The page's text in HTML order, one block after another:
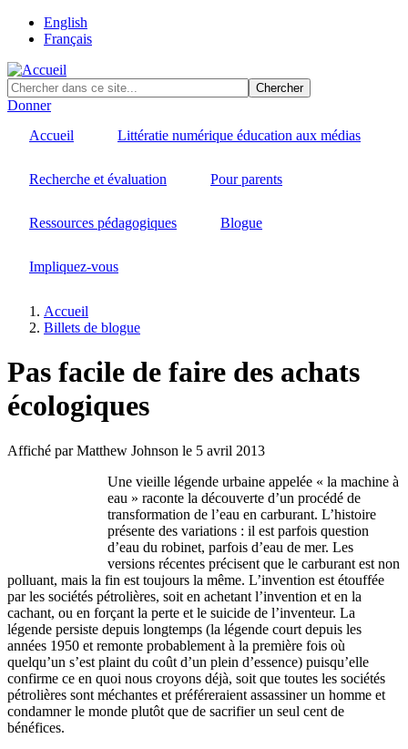
Skip
content
English
Français
Donner
Accueil
Littératie numérique éducation aux médias
Recherche et évaluation Pour parents
Ressources pédagogiques Blogue
Impliquez-vous
Fil
d'Ariane
Accueil
Billets de blogue
Pas facile de faire des achats
écologiques
Affiché parMatthew Johnson le 5 avril 2013
Une vieille légende urbaine appelée « la machine à
eau » raconte la découverte d’un procédé de
transformation de l’eau en carburant. L’histoire
présente des variations : il est parfois question
d’eau du robinet, parfois d’eau de mer. Les
versions récentes précisent que le carburant est non
polluant, mais la fin est toujours la même. L’invention est étouffée
par les sociétés pétrolières, soit en achetant l’invention et en la
cachant, ou en forçant la perte et le suicide de l’inventeur. La
légende persiste depuis longtemps (la légende court depuis les
années 1950 et remonte probablement à la première fois où
quelqu’un s’est plaint du coût d’un plein d’essence) puisqu’elle
confirme ce en quoi nous croyons déjà, soit que toutes les sociétés
pétrolières sont méchantes et préféreraient assassiner un homme et
condamner le monde plutôt que de sacrifier un seul cent de
bénéfices.